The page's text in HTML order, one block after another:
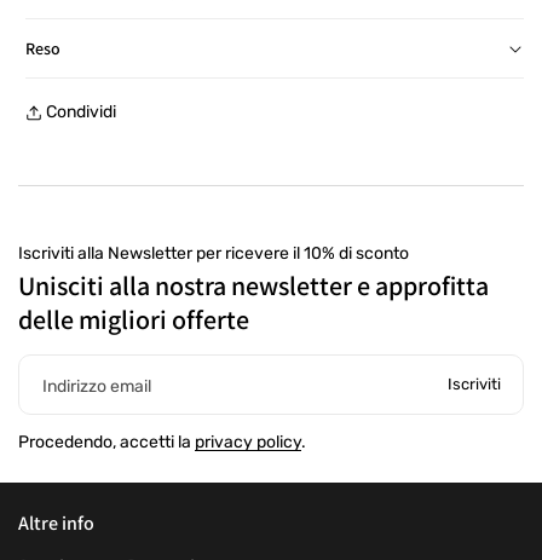
Reso
un punto di ritiro
Condividi
Iscriviti alla Newsletter per ricevere il 10% di sconto
Unisciti alla nostra newsletter e approfitta
delle migliori offerte
Indirizzo email Iscriviti
Procedendo, accetti la privacy policy.
Altre info